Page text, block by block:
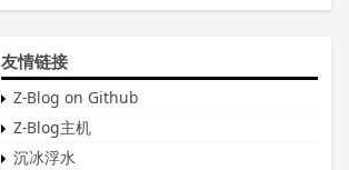
友情链接
Z-Blog on Github
Z-Blog主机
沉冰浮水